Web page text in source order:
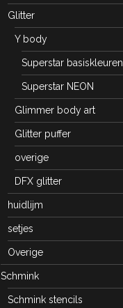
Glitter
Y body
Superstar basiskleuren
Superstar NEON
Glimmer body art
Glitter puffer
overige
DFX glitter
huidlijm
setjes
Overige
Schmink
Schmink stencils